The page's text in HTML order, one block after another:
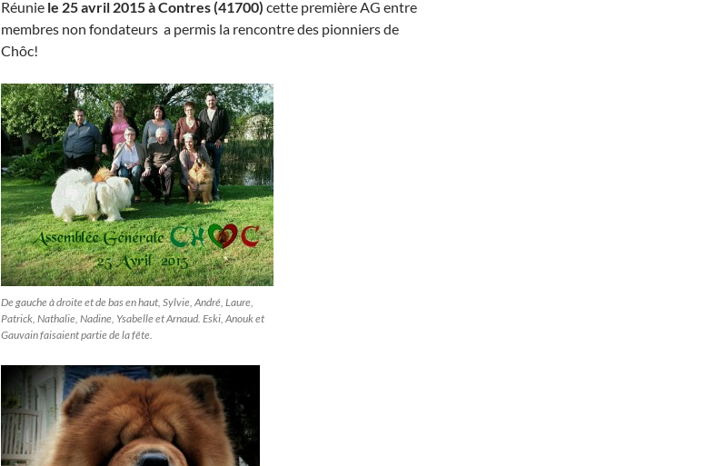
Réunie le 25 avril 2015 à Contres (41700) cette première AG entre
membres non fondateurs a permis la rencontre des pionniers de
Chôc!
De gauche à droite et de bas en haut, Sylvie, André, Laure,
Patrick, Nathalie, Nadine, Ysabelle et Arnaud. Eski, Anouk et
Gauvain faisaient partie de la fête.